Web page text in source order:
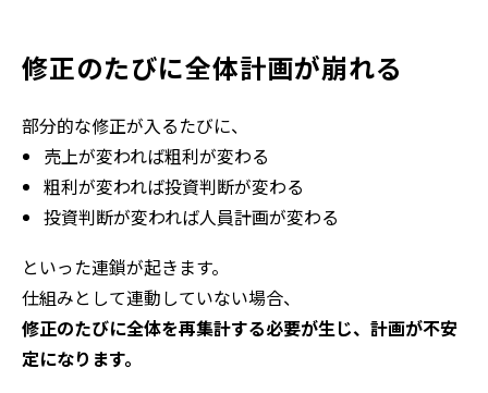
修正のたびに全体計画が崩れる
部分的な修正が入るたびに、
売上が変われば粗利が変わる
粗利が変われば投資判断が変わる
投資判断が変われば人員計画が変わる
といった連鎖が起きます。
仕組みとして連動していない場合、
修正のたびに全体を再集計する必要が生じ、計画が不安
定になります。